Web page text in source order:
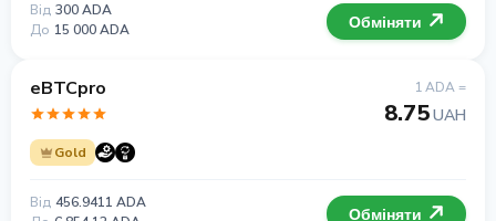
Від 300 ADA
До 15 000 ADA Обміняти
eBTCpro
Gold
1 ADA =
8.75UAH
Від 456.9411 ADA
Обміняти